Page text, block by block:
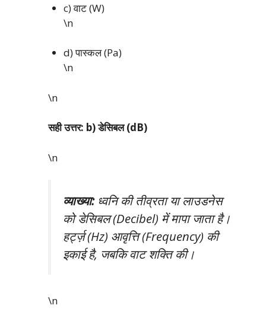
c) वाट (W)
\n
d) पास्कल (Pa)
\n
\n
सही उत्तर: b) डेसिबल (dB)
\n
व्याख्या:ध्वनि की तीव्रता या लाउडनेस
को डेसिबल (Decibel) में मापा जाता है।
हर्ट्ज़ (Hz) आवृत्ति (Frequency) की
इकाई है, जबकि वाट शक्ति की।
\n